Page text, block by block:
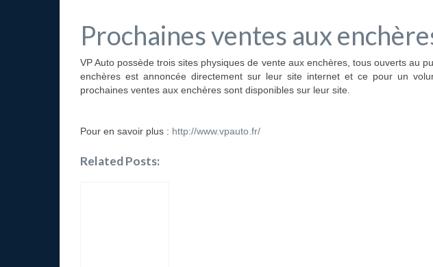
Prochaines ventes aux
VP Auto possède trois sites physiques de vente aux enchères, tous ouverts au
enchères est annoncée directement sur leur site internet et ce pour un
prochaines ventes aux enchères sont disponibles sur leur site.
Pour en savoir plus : http://www.vpauto.fr/
Related Posts: